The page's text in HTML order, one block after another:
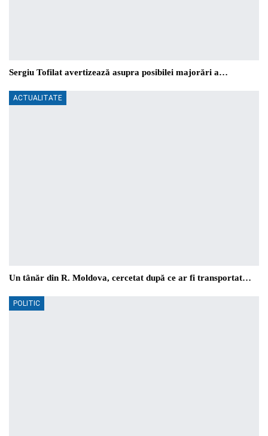
Sergiu Tofilat avertizează asupra posibilei majorări a…
ACTUALITATE
Un tânăr din R. Moldova, cercetat după ce ar fi transportat…
POLITIC